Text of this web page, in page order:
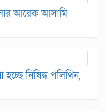
আরেক আসামি
নিষিদ্ধ পলিথিন,